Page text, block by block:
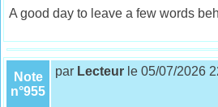
A good day to leave a few words
Note
n°955
par Lecteur le 05/07/2026